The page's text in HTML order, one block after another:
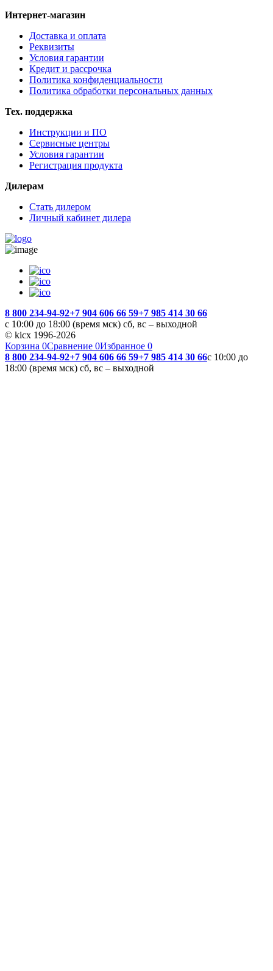
Интернет-магазин
Доставка и оплата
Реквизиты
Условия гарантии
Кредит и рассрочка
Политика конфиденциальности
Политика обработки персональных данных
Тех. поддержка
Инструкции и ПО
Сервисные центры
Условия гарантии
Регистрация продукта
Дилерам
Стать дилером
Личный кабинет дилера
8 800 234-94-92+7 904 606 66 59+7 985 414 30 66
с 10:00 до 18:00 (время мск) сб, вс – выходной
© kicx 1996-2026
Корзина 0Сравнение 0Избранное 0
8 800 234-94-92+7 904 606 66 59+7 985 414 30 66с 10:00 до
18:00 (время мск) сб, вс – выходной